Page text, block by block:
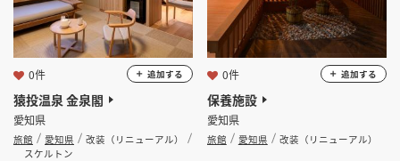
検索する
猿投温泉 金泉閣
愛知県
旅館 愛知県
改装（リニューアル）
スケルトン
0件 追加する
保養施設
愛知県
旅館 愛知県 改装（リニューアル）
0件 追加する